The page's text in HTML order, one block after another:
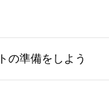
の準備をしよう
デザイン思考とはなに